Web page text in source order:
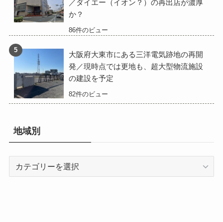
／ダイエー（イオン？）の再出店が濃厚
か？
86件のビュー
大阪府大東市にある三洋電気跡地の再開
発／現時点では更地も、超大型物流施設
の建設を予定
82件のビュー
地域別